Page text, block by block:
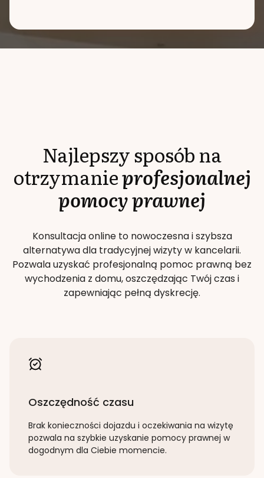
Najlepszy sposób na
otrzymanieprofesjonalnej
pomocy prawnej
Konsultacja online to nowoczesna i szybsza
alternatywa dla tradycyjnej wizyty w kancelarii.
Pozwala uzyskać profesjonalną pomoc prawną bez
wychodzenia z domu, oszczędzając Twój czas i
zapewniając pełną dyskrecję.
Oszczędność czasu
Brak konieczności dojazdu i oczekiwania na wizytę
pozwala na szybkie uzyskanie pomocy prawnej w
dogodnym dla Ciebie momencie.